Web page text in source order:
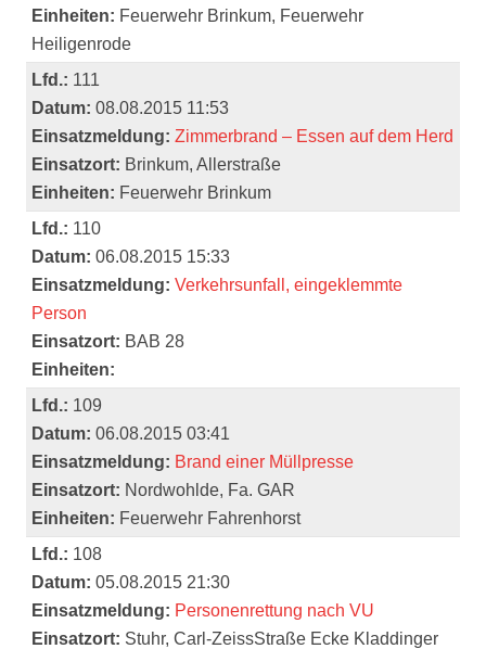
Einheiten: Feuerwehr Brinkum, Feuerwehr
Heiligenrode
Lfd.: 111
Datum: 08.08.2015 11:53
Einsatzmeldung: Zimmerbrand – Essen auf dem Herd
Einsatzort: Brinkum, Allerstraße
Einheiten: Feuerwehr Brinkum
Lfd.: 110
Datum: 06.08.2015 15:33
Einsatzmeldung: Verkehrsunfall, eingeklemmte
Person
Einsatzort: BAB 28
Einheiten:
Lfd.: 109
Datum: 06.08.2015 03:41
Einsatzmeldung: Brand einer Müllpresse
Einsatzort: Nordwohlde, Fa. GAR
Einheiten: Feuerwehr Fahrenhorst
Lfd.: 108
Datum: 05.08.2015 21:30
Einsatzmeldung: Personenrettung nach VU
Einsatzort: Stuhr, Carl-ZeissStraße Ecke Kladdinger